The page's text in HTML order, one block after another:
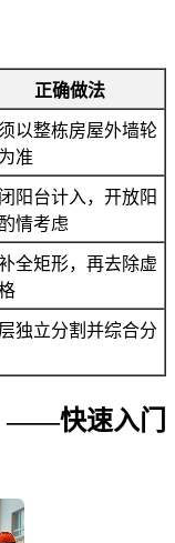
正确做法
以整栋房屋外墙轮
准
阳台计入，开放阳
情考虑
全矩形，再去除虚
独立分割并综合分
——快速入门